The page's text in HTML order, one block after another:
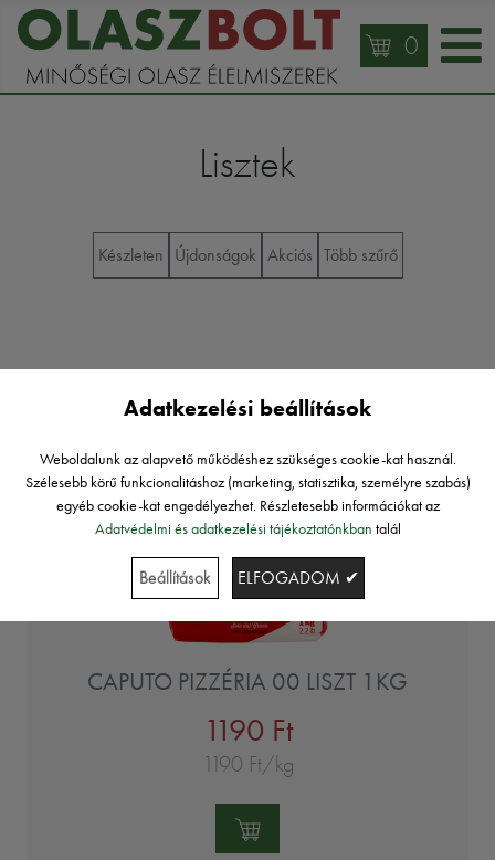
0
Lisztek
Készleten Újdonságok Akciós Több szűrő
CAPUTO PIZZÉRIA 00 LISZT 1KG
1190 Ft
1190 Ft/kg
Mennyiség:
Adatkezelési beállítások
Weboldalunk az alapvető működéshez szükséges cookie-kat használ.
Szélesebb körű funkcionalitáshoz (marketing, statisztika, személyre szabás)
egyéb cookie-kat engedélyezhet. Részletesebb információkat az
Adatvédelmi és adatkezelési tájékoztatónkban talál
Beállítások ELFOGADOM ✔